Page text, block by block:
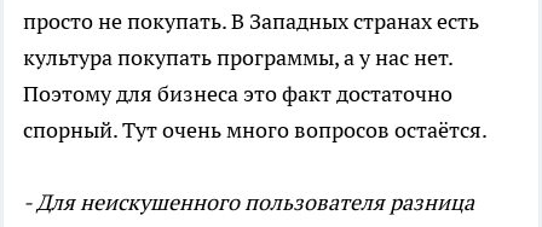
просто не покупать. В Западных странах есть
культура покупать программы, а у нас нет.
Поэтому для бизнеса это факт достаточно
спорный. Тут очень много вопросов остаётся.
- Для неискушенного пользователя разница